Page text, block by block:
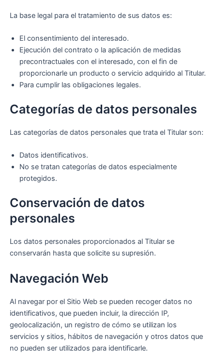
La base legal para el tratamiento de sus datos es:
El consentimiento del interesado.
Ejecución del contrato o la aplicación de medidas
precontractuales con el interesado, con el fin de
proporcionarle un producto o servicio adquirido al Titular.
Para cumplir las obligaciones legales.
Categorías de datos personales
Las categorías de datos personales que trata el Titular son:
Datos identificativos.
No se tratan categorías de datos especialmente
protegidos.
Conservación de datos
personales
Los datos personales proporcionados al Titular se
conservarán hasta que solicite su supresión.
Navegación Web
Al navegar por el Sitio Web se pueden recoger datos no
identificativos, que pueden incluir, la dirección IP,
geolocalización, un registro de cómo se utilizan los
servicios y sitios, hábitos de navegación y otros datos que
no pueden ser utilizados para identificarle.